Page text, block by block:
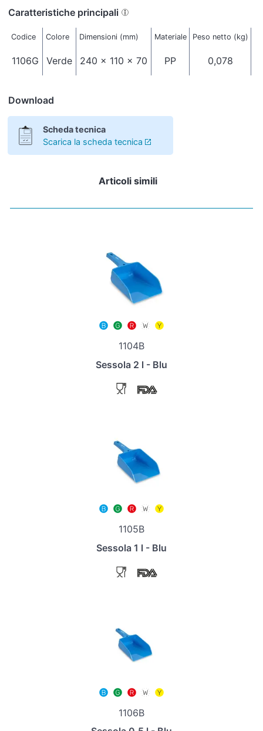
Caratteristiche principali
Codice Colore Dimensioni (mm) Materiale Peso netto (kg)
1106G Verde 240 x 110 x 70 PP 0,078
Download
Scheda tecnica
Scarica la scheda tecnica
Articoli simili
1104B
Sessola 2 l - Blu
1105B
Sessola 1 l - Blu
1106B